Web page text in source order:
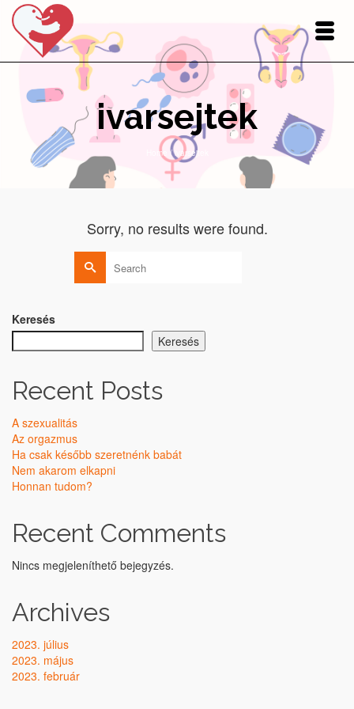
ivarsejtek
Home / ivarsejtek
Sorry, no results were found.
Search
for:
Keresés
Keresés
Recent Posts
A szexualitás
Az orgazmus
Ha csak később szeretnénk babát
Nem akarom elkapni
Honnan tudom?
Recent Comments
Nincs megjeleníthető bejegyzés.
Archives
2023. július
2023. május
2023. február